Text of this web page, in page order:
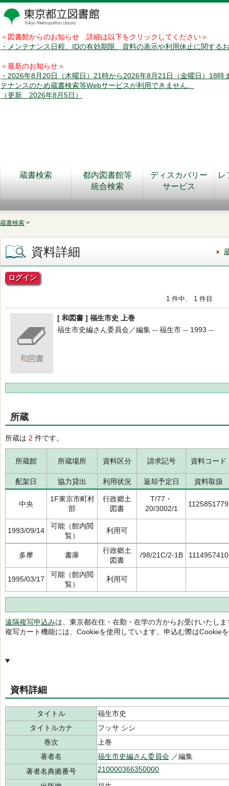
＜図書館からのお知らせ 詳細は以下をクリックしてください＞
・メンテナンス日程、IDの有効期限、資料の表示や利用休止に関する
＜最新のお知らせ＞
・2026年8月20日（木曜日）21時から2026年8月21日（金曜日）18時
テナンスのため蔵書検索等Webサービスが利用できません。
（更新 2026年8月5日）
蔵書検索
都内図書館等
統合検索
ディスカバリー
サービス
レ
蔵書検索 >
資料詳細
ログイン
1 件中、 1 件目
[ 和図書 ] 福生市史 上巻
福生市史編さん委員会／編集 -- 福生市 -- 1993 --
所蔵
所蔵は 2 件です。
所蔵館 所蔵場所 資料区分 請求記号 資料コード
配架日 協力貸出 利用状況 返却予定日 資料取扱
中央
1F東京市町村
部
行政郷土
図書
T/77・
20/3002/1
1125851779
1993/09/14
可能（館内閲
覧）
利用可
多摩 書庫
行政郷土
図書
/98/21C/2-1B 1114957410
1995/03/17
可能（館内閲
覧）
利用可
遠隔複写申込みは、東京都在住・在勤・在学の方からお受けいたしま
複写カート機能には、Cookieを使用しています。申込む際はCookie
資料詳細
タイトル
福生市史
タイトルカナ
フッサ シシ
巻次
上巻
著者名
福生市史編さん委員会 ／編集
著者名典拠番号
210000366350000